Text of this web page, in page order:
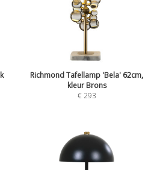
Richmond Tafellamp 'Bela' 62cm,
kleur Brons
€293